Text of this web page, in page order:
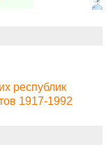
республик
1917-1992